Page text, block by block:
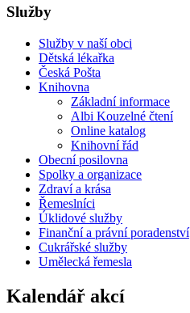
Služby
Služby v naší obci
Dětská lékařka
Česká Pošta
Knihovna
Základní informace
Albi Kouzelné čtení
Online katalog
Knihovní řád
Obecní posilovna
Spolky a organizace
Zdraví a krása
Řemeslníci
Úklidové služby
Finanční a právní poradenství
Cukrářské služby
Umělecká řemesla
Kalendář akcí